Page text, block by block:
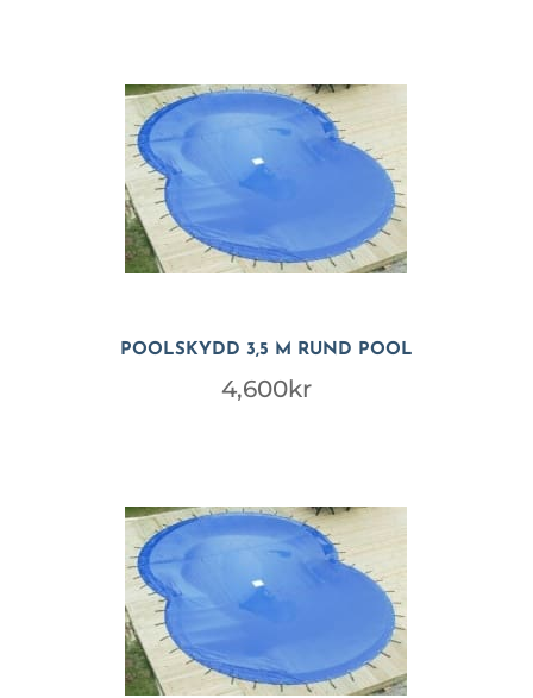
POOLSKYDD 3,5 M RUND POOL
4,600kr